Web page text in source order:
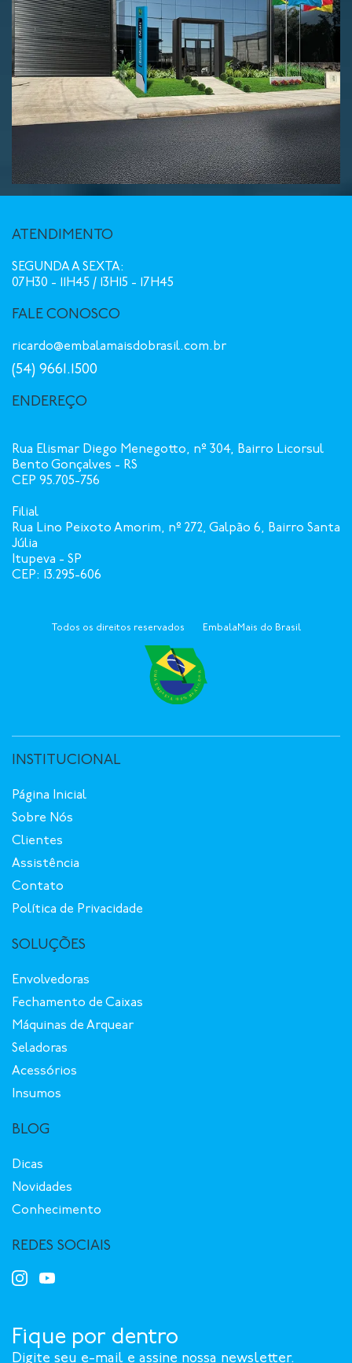
ATENDIMENTO
SEGUNDA A SEXTA:
07H30 - 11H45 / 13H15 - 17H45
FALE CONOSCO
ricardo@embalamaisdobrasil.com.br
(54) 9661.1500
ENDEREÇO
Rua Elismar Diego Menegotto, nº 304, Bairro Licorsul
Bento Gonçalves - RS
CEP 95.705-756
Filial
Rua Lino Peixoto Amorim, nº 272, Galpão 6, Bairro Santa
Júlia
Itupeva - SP
CEP: 13.295-606
Todos os direitos reservados EmbalaMais do Brasil
INSTITUCIONAL
Página Inicial
Sobre Nós
Clientes
Assistência
Contato
Política de Privacidade
SOLUÇÕES
Envolvedoras
Fechamento de Caixas
Máquinas de Arquear
Seladoras
Acessórios
Insumos
BLOG
Dicas
Novidades
Conhecimento
REDES SOCIAIS
Fique por dentro
Digite seu e-mail e assine nossa newsletter.